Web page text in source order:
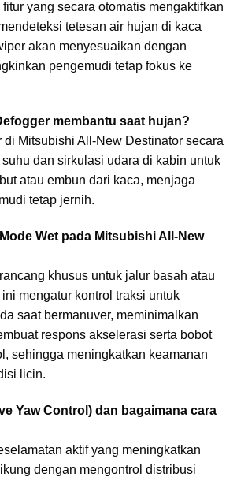
yang secara otomatis mengaktifkan
tetesan air hujan di kaca
akan menyesuaikan dengan
pengemudi tetap fokus ke
membantu saat hujan?
di Mitsubishi All-New Destinator secara
dan sirkulasi udara di kabin untuk
atau embun dari kaca, menjaga
tetap jernih.
Wet pada Mitsubishi All-New
khusus untuk jalur basah atau
mengatur kontrol traksi untuk
saat bermanuver, meminimalkan
respons akselerasi serta bobot
sehingga meningkatkan keamanan
licin.
Yaw Control) dan bagaimana cara
aktif yang meningkatkan
dengan mengontrol distribusi